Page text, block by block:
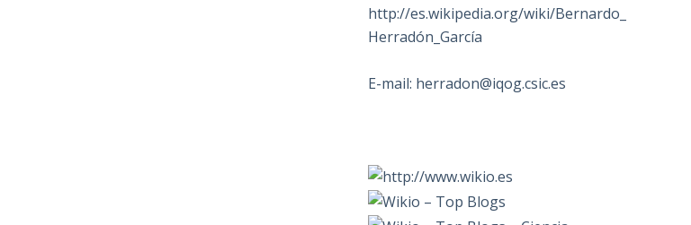
http://es.wikipedia.org/wiki/Bernardo_
Herradón_García
E-mail: herradon@iqog.csic.es